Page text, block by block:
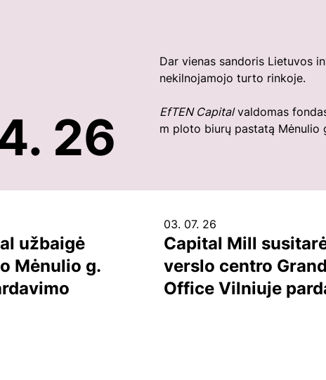
26
Dar vienas sandoris Lietuvos
nekilnojamojo turto rinkoje.
EfTEN Capitalvaldomas
m ploto biurų pastatą Mėnulio
užbaigė
Mėnulio g.
03. 07. 26
Capital Mill
verslo centro Grand
Office Vilniuje